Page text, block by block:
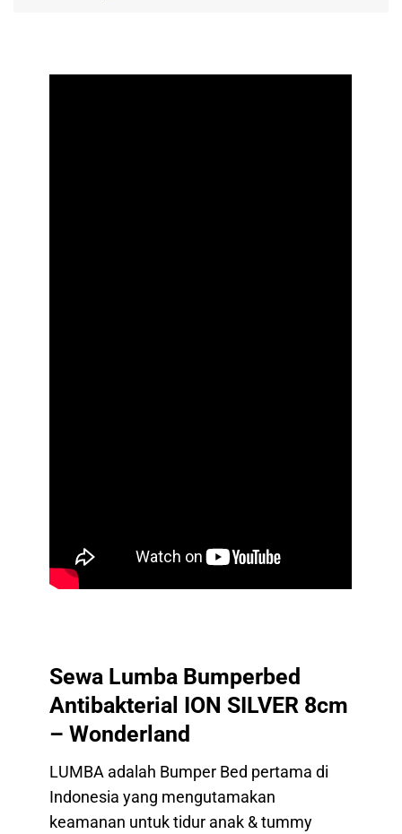
Sewa Lumba Bumperbed
Antibakterial ION SILVER 8cm
– Wonderland
LUMBA adalah Bumper Bed pertama di
Indonesia yang mengutamakan
keamanan untuk tidur anak & tummy